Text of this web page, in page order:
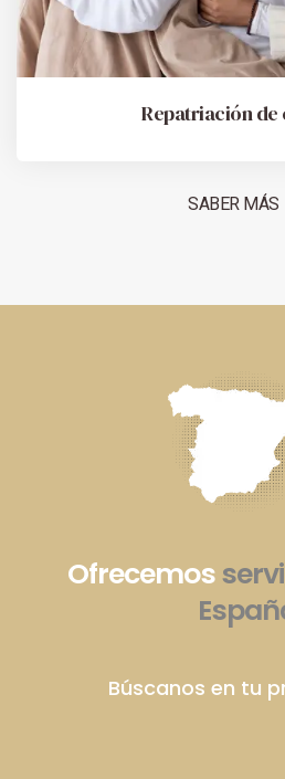
Repatriación de
SABER MÁS
Ofrecemos
Búscanos en tu